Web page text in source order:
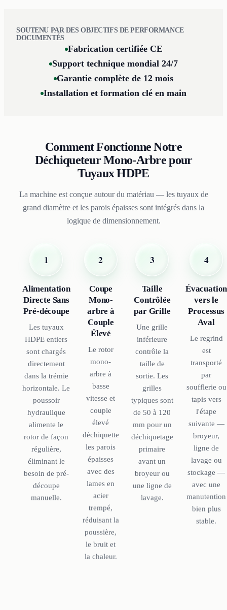
SOUTENU PAR DES OBJECTIFS DE PERFORMANCE
DOCUMENTÉS
Fabrication certifiée CE
Support technique mondial 24/7
Garantie complète de 12 mois
Installation et formation clé en main
Comment Fonctionne Notre
Déchiqueteur Mono-Arbre pour
Tuyaux HDPE
La machine est conçue autour du matériau — les tuyaux de
grand diamètre et les parois épaisses sont intégrés dans la
logique de dimensionnement.
1
Alimentation
Directe Sans
Pré-découpe
Les tuyaux
HDPE entiers
sont chargés
directement
dans la trémie
horizontale. Le
poussoir
hydraulique
alimente le
rotor de façon
régulière,
éliminant le
besoin de pré-
découpe
manuelle.
2
Coupe
Mono-
arbre à
Couple
Élevé
Le rotor
mono-
arbre à
basse
vitesse et
couple
élevé
déchiquette
les parois
épaisses
avec des
lames en
acier
trempé,
réduisant la
poussière,
le bruit et
la chaleur.
3
Taille
Contrôlée
par Grille
Une grille
inférieure
contrôle la
taille de
sortie. Les
grilles
typiques sont
de 50 à 120
mm pour un
déchiquetage
primaire
avant un
broyeur ou
une ligne de
lavage.
4
Évacuation
vers le
Processus
Aval
Le regrind
est
transporté
par
soufflerie ou
tapis vers
l'étape
suivante —
broyeur,
ligne de
lavage ou
stockage —
avec une
manutention
bien plus
stable.